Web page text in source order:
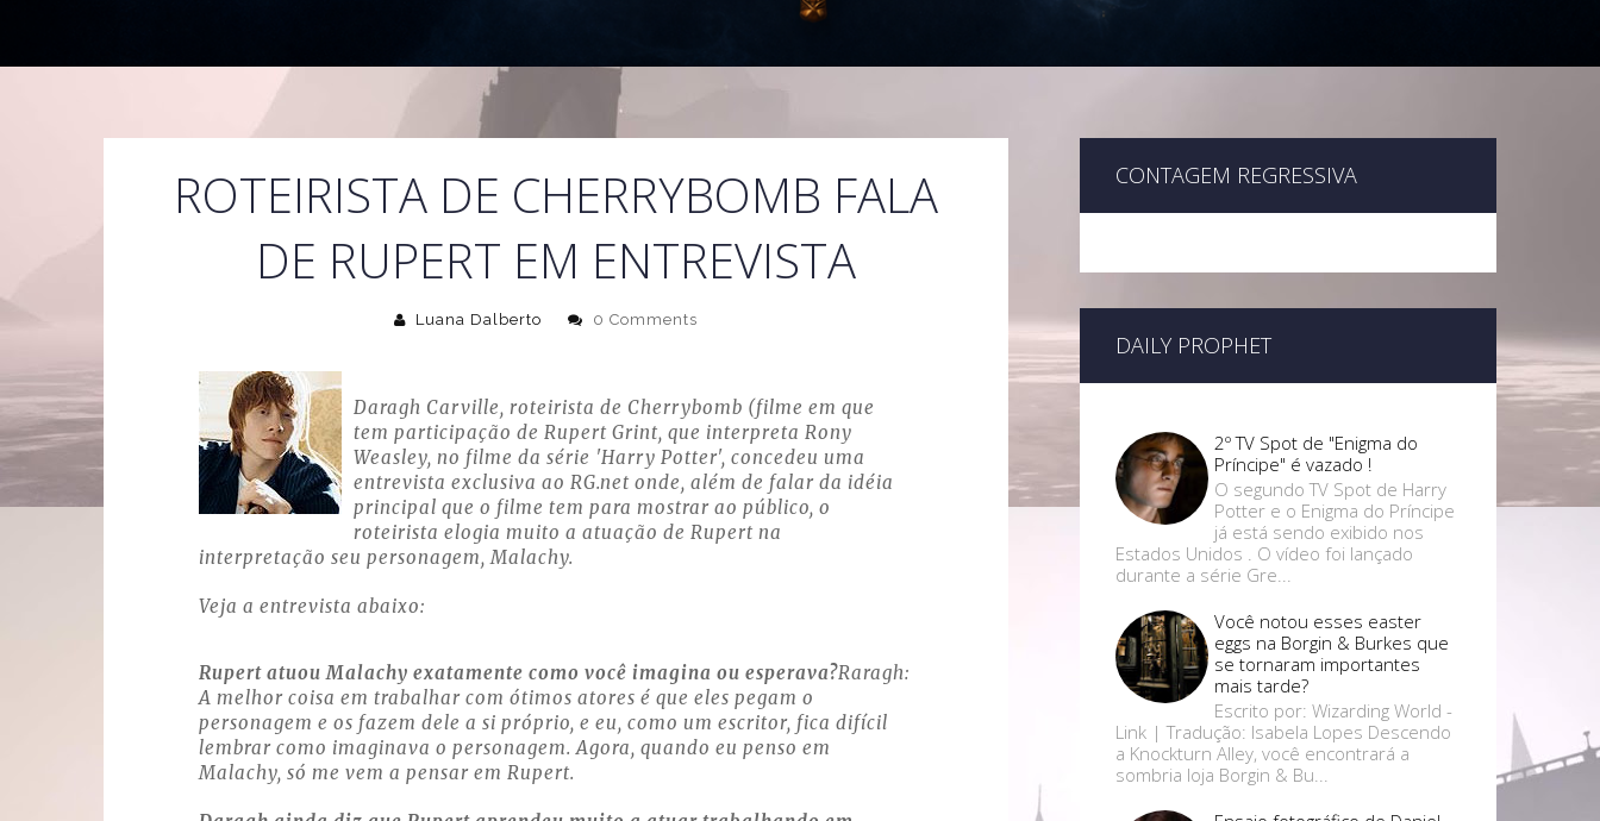
ROTEIRISTA DE CHERRYBOMB FALA
DE RUPERT EM ENTREVISTA
Luana Dalberto 0 Comments
Daragh Carville, roteirista de Cherrybomb (filme em que
tem participação de Rupert Grint, que interpreta Rony
Weasley, no filme da série 'Harry Potter', concedeu uma
entrevista exclusiva ao RG.net onde, além de falar da idéia
principal que o filme tem para mostrar ao público, o
roteirista elogia muito a atuação de Rupert na
interpretação seu personagem, Malachy.
Veja a entrevista abaixo:
Rupert atuou Malachy exatamente como você imagina ou esperava?Raragh:
A melhor coisa em trabalhar com ótimos atores é que eles pegam o
personagem e os fazem dele a si próprio, e eu, como um escritor, fica difícil
lembrar como imaginava o personagem. Agora, quando eu penso em
Malachy, só me vem a pensar em Rupert.
CONTAGEM REGRESSIVA
DAILY PROPHET
2º TV Spot de "Enigma do
Príncipe" é vazado !
O segundo TV Spot de Harry
Potter e o Enigma do Príncipe
já está sendo exibido nos
Estados Unidos . O vídeo foi lançado
durante a série Gre...
Você notou esses easter
eggs na Borgin & Burkes que
se tornaram importantes
mais tarde?
Escrito por: Wizarding World -
Link | Tradução: Isabela Lopes Descendo
a Knockturn Alley, você encontrará a
sombria loja Borgin & Bu...